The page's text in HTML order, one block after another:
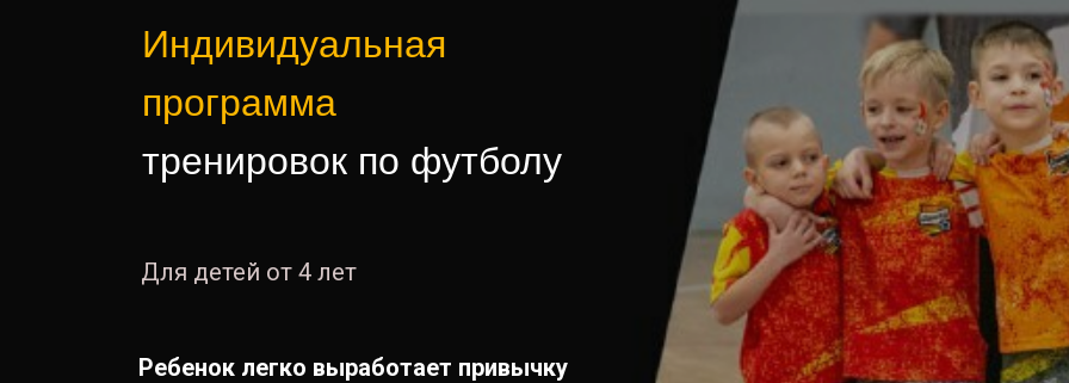
Индивидуальная
программа
тренировок по футболу
Для детей от 4 лет
Ребенок легко выработает привычку